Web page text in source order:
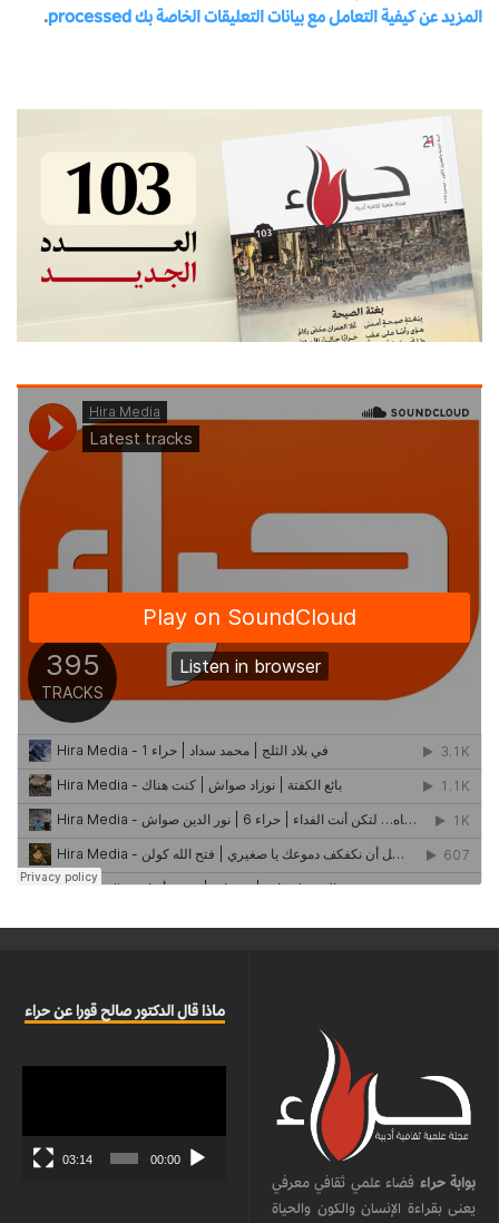
المزيد عن كيفية التعامل مع بيانات التعليقات الخاصة بك processed
.
بوابة حراء فضاء علمي ثقافي معرفي
يعنى بقراءة الإنسان والكون والحياة
ماذا قال الدكتور صالح قورا عن حراء
00:00
03:14